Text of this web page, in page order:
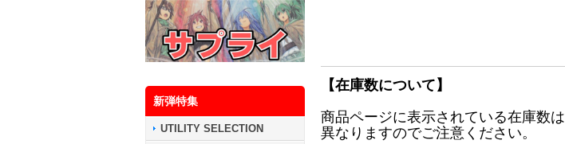
新弾特集
UTILITY SELECTION
【在庫数について】
商品ページに表示されている在庫数
異なりますのでご注意ください。